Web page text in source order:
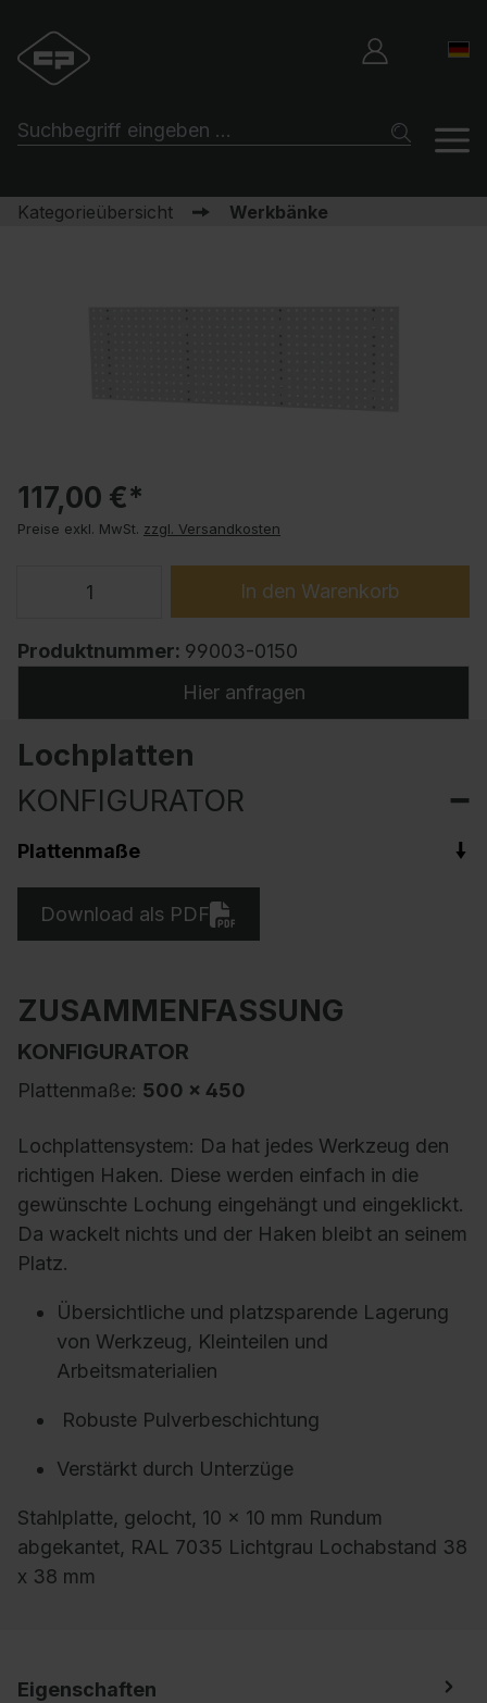
Kategorieübersicht Werkbänke
117,00 €*
Preise exkl. MwSt. zzgl. Versandkosten
In den Warenkorb
Produktnummer: 99003-0150
Hier anfragen
Lochplatten
KONFIGURATOR
Plattenmaße
Download als PDF
ZUSAMMENFASSUNG
KONFIGURATOR
Plattenmaße: 500 x 450
Lochplattensystem: Da hat jedes Werkzeug den
richtigen Haken. Diese werden einfach in die
gewünschte Lochung eingehängt und eingeklickt.
Da wackelt nichts und der Haken bleibt an seinem
Platz.
Übersichtliche und platzsparende Lagerung
von Werkzeug, Kleinteilen und
Arbeitsmaterialien
Robuste Pulverbeschichtung
Verstärkt durch Unterzüge
Stahlplatte, gelocht, 10 x 10 mm Rundum
abgekantet, RAL 7035 Lichtgrau Lochabstand 38
x 38 mm
Eigenschaften